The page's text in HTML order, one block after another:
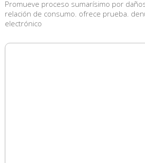
Promueve proceso sumarísimo por
relación de consumo. ofrece prueba.
electrónico